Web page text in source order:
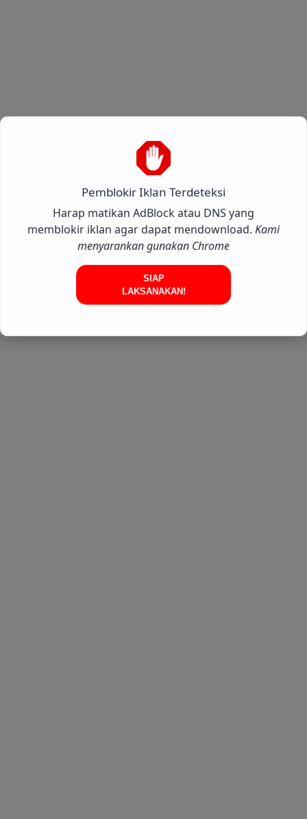
Pemblokir Iklan Terdeteksi
Harap matikan AdBlock atau DNS yang
memblokir iklan agar dapat mendownload.Kami
menyarankan gunakan Chrome
SIAP
LAKSANAKAN!